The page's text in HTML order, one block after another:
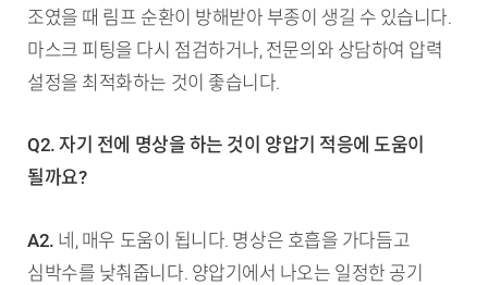
조였을 때 림프 순환이 방해받아 부종이 생길 수 있습니다.
마스크 피팅을 다시 점검하거나, 전문의와 상담하여 압력
설정을 최적화하는 것이 좋습니다.
Q2. 자기 전에 명상을 하는 것이 양압기 적응에 도움이
될까요?
A2. 네, 매우 도움이 됩니다. 명상은 호흡을 가다듬고
심박수를 낮춰줍니다. 양압기에서 나오는 일정한 공기